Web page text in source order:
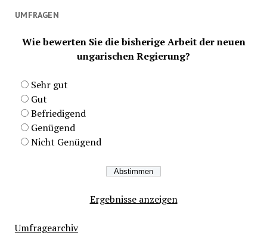
UMFRAGEN
Wie bewerten Sie die bisherige Arbeit der neuen
ungarischen Regierung?
Sehr gut
Gut
Befriedigend
Genügend
Nicht Genügend
Ergebnisse anzeigen
Umfragearchiv